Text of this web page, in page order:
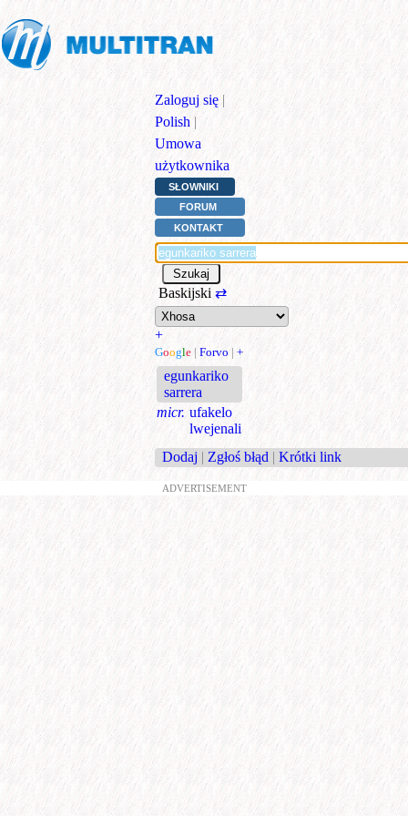
Zaloguj się |
Polish |
Umowa
użytkownika
SŁOWNIKI
FORUM
KONTAKT
Baskijski ⇄
+
Google | Forvo | +
egunkariko
sarrera
micr. ufakelo
lwejenali
Dodaj | Zgłoś błąd | Krótki link
ADVERTISEMENT